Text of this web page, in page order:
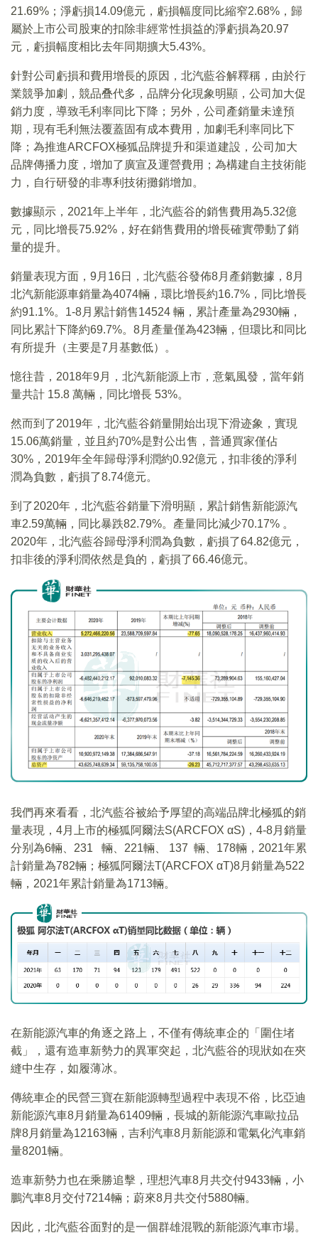
21.69%；淨虧損14.09億元，虧損幅度同比縮窄2.68%，歸
屬於上市公司股東的扣除非經常性損益的淨虧損為20.97
元，虧損幅度相比去年同期擴大5.43%。
針對公司虧損和費用增長的原因，北汽藍谷解釋稱，由於行
業競爭加劇，競品叠代多，品牌分化現象明顯，公司加大促
銷力度，導致毛利率同比下降；另外，公司產銷量未達預
期，現有毛利無法覆蓋固有成本費用，加劇毛利率同比下
降；為推進ARCFOX極狐品牌提升和渠道建設，公司加大
品牌傳播力度，增加了廣宣及運營費用；為構建自主技術能
力，自行研發的非專利技術攤銷增加。
數據顯示，2021年上半年，北汽藍谷的銷售費用為5.32億
元，同比增長75.92%，好在銷售費用的增長確實帶動了銷
量的提升。
銷量表現方面，9月16日，北汽藍谷發佈8月產銷數據，8月
北汽新能源車銷量為4074輛，環比增長約16.7%，同比增長
約91.1%。1-8月累計銷售14524 輛，累計產量為2930輛，
同比累計下降約69.7%。8月產量僅為423輛，但環比和同比
有所提升（主要是7月基數低）。
憶往昔，2018年9月，北汽新能源上市，意氣風發，當年銷
量共計 15.8 萬輛，同比增長 53%。
然而到了2019年，北汽藍谷銷量開始出現下滑迹象，實現
15.06萬銷量，並且約70%是對公出售，普通買家僅佔
30%，2019年全年歸母淨利潤約0.92億元，扣非後的淨利
潤為負數，虧損了8.74億元。
到了2020年，北汽藍谷銷量下滑明顯，累計銷售新能源汽
車2.59萬輛，同比暴跌82.79%。產量同比減少70.17% 。
2020年，北汽藍谷歸母淨利潤為負數，虧損了64.82億元，
扣非後的淨利潤依然是負的，虧損了66.46億元。
我們再來看看，北汽藍谷被給予厚望的高端品牌北極狐的銷
量表現，4月上市的極狐阿爾法S(ARCFOX αS)，4-8月銷量
分别為6輛、231 輛、221輛、 137 輛、178輛，2021年累
計銷量為782輛；極狐阿爾法T(ARCFOX αT)8月銷量為522
輛，2021年累計銷量為1713輛。
在新能源汽車的角逐之路上，不僅有傳統車企的「圍住堵
截」，還有造車新勢力的異軍突起，北汽藍谷的現狀如在夾
縫中生存，如履薄冰。
傳統車企的民營三寶在新能源轉型過程中表現不俗，比亞迪
新能源汽車8月銷量為61409輛，長城的新能源汽車歐拉品
牌8月銷量為12163輛，吉利汽車8月新能源和電氣化汽車銷
量8201輛。
造車新勢力也在乘勝追擊，理想汽車8月共交付9433輛，小
鵬汽車8月交付7214輛；蔚來8月共交付5880輛。
因此，北汽藍谷面對的是一個群雄混戰的新能源汽車市場。